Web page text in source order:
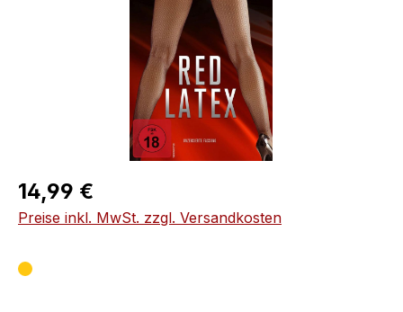
Regulärer Preis:
14,99 €
Preise inkl. MwSt. zzgl. Versandkosten